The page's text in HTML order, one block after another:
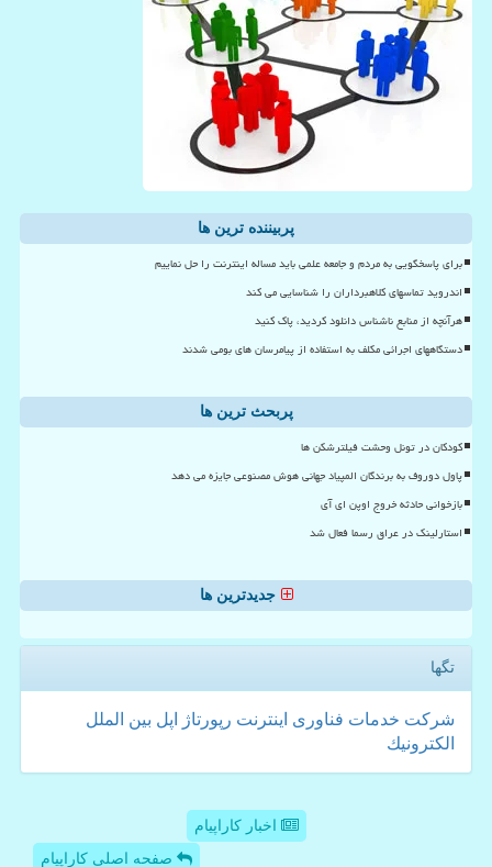
پربیننده ترین ها
برای پاسخگویی به مردم و جامعه علمی باید مساله اینترنت را حل نماییم
اندروید تماسهای کلاهبرداران را شناسایی می کند
هرآنچه از منابع ناشناس دانلود کردید، پاک کنید
دستگاههای اجرائی مکلف به استفاده از پیامرسان های بومی شدند
پربحث ترین ها
کودکان در تونل وحشت فیلترشکن ها
پاول دوروف به برندگان المپیاد جهانی هوش مصنوعی جایزه می دهد
بازخوانی حادثه خروج اوپن ای آی
استارلینک در عراق رسما فعال شد
جدیدترین ها
تگها
شركت خدمات فناوری اینترنت رپورتاژ اپل بین الملل
الكترونیك
اخبار کاراپیام
صفحه اصلی کاراپیام